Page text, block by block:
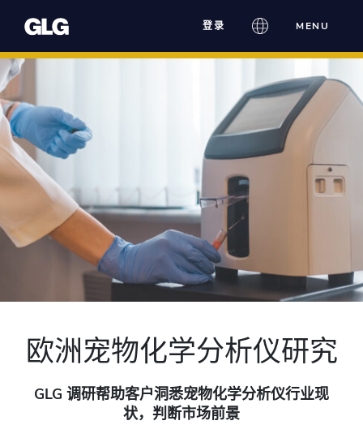
content
登录 MENU
欧洲宠物化学分析仪研究
GLG 调研帮助客户洞悉宠物化学分析仪行业现
状，判断市场前景